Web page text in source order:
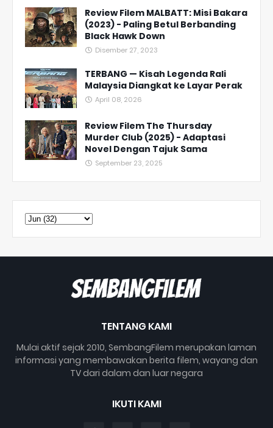
Review Filem MALBATT: Misi Bakara
(2023) - Paling Betul Berbanding
Black Hawk Down
Disember 27, 2023
TERBANG — Kisah Legenda Rali
Malaysia Diangkat ke Layar Perak
April 08, 2026
Review Filem The Thursday
Murder Club (2025) - Adaptasi
Novel Dengan Tajuk Sama
September 23, 2025
TENTANG KAMI
Mulai aktif sejak 2010, SembangFilem merupakan laman
informasi yang membawakan berita filem, wayang dan
TV dari dalam dan luar negara
IKUTI KAMI